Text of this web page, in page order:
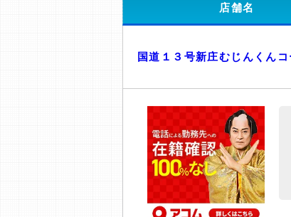
店舗名
国道１３号新庄むじんくん